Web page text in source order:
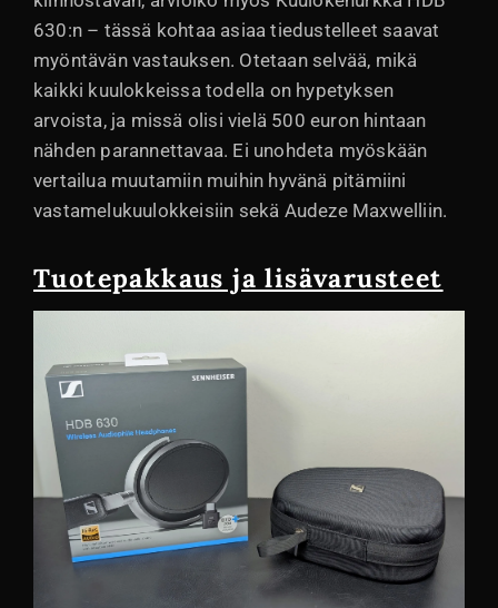
630:n – tässä kohtaa asiaa tiedustelleet saavat
myöntävän vastauksen. Otetaan selvää, mikä
kaikki kuulokkeissa todella on hypetyksen
arvoista, ja missä olisi vielä 500 euron hintaan
nähden parannettavaa. Ei unohdeta myöskään
vertailua muutamiin muihin hyvänä pitämiini
vastamelukuulokkeisiin sekä Audeze Maxwelliin.
Tuotepakkaus ja lisävarusteet